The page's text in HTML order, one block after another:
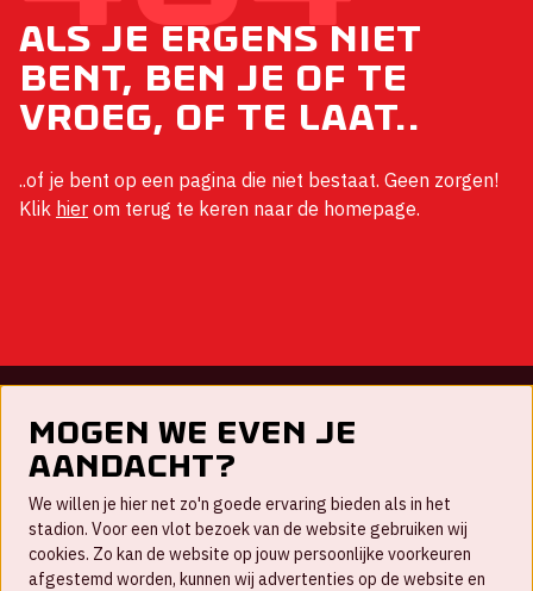
Als je ergens niet
bent, ben je of te
vroeg, of te laat..
..of je bent op een pagina die niet bestaat. Geen zorgen!
Klik hier om terug te keren naar de homepage.
Contact
Nieuwsbrief
Werken bij
Mogen we even je
aandacht?
We willen je hier net zo'n goede ervaring bieden als in het
stadion. Voor een vlot bezoek van de website gebruiken wij
cookies. Zo kan de website op jouw persoonlijke voorkeuren
afgestemd worden, kunnen wij advertenties op de website en